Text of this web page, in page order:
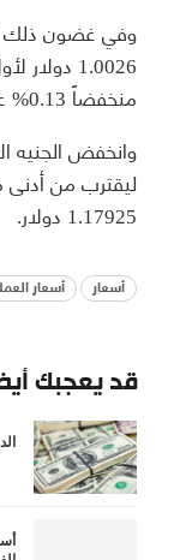
وفي غضون ذلك
منخفضاً 0.13% عند 1.0027 دولار.
1.17925 دولار.
أسعار أسعار
قد يعجبك